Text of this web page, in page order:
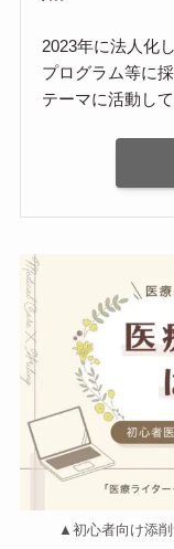
2023年に法人化
プログラム等に
テーマに活動して
▲初心者向け添